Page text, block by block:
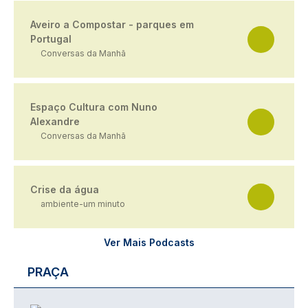
Aveiro a Compostar - parques em
Portugal
Conversas da Manhã
Espaço Cultura com Nuno
Alexandre
Conversas da Manhã
Crise da água
ambiente-um minuto
Ver Mais Podcasts
PRAÇA